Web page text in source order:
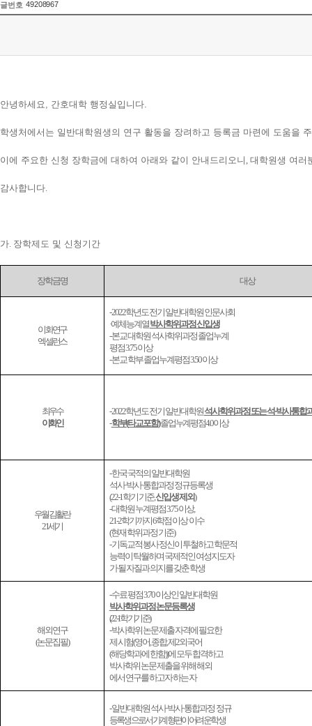
글번호 49208967
안녕하세요, 간호대학 행정실입니다.
학생처에서는 일반대학원생의 연구 활동을 장려하고 등록금 마련에 도움을
이에 주요한 신청 장학금에 대하여 아래와 같이 안내드리오니 , 대학원생 여러
감사합니다.
가. 장학제도 및 신청기간
장학금명 대상
이화연구
엑셀런스
- 2022학년도 전기 일반대학원 인문사회
·예체능계열박사학위과정 신입생
- 본교 대학원 석사학위과정 졸업누계
평점3.75이상
- 본교 학부 졸업누계평점 3.50 이상
최우수
이화인
- 2022학년도 전기 일반대학원석사학위과정 또는 석·박사통합
-학부(타교 포함)졸업누계평점4.0이상
우월김활란
21세기
- 한국 국적의 일반대학원
석사·박사·통합과정 정규등록생
(22-1학기 기준,신입생 제외)
- 대학원 누계평점 3.75 이상,
21-2학기까지6학점 이상이수
(현재 학위과정 기준)
- 기독교적 봉사 정신이 투철하고 학문적
능력이 탁월하며 국제적인 여성지도자
가 될 자질과 의지를 갖춘 학생
해외연구
(논문집필)
- 수료 평점 3.70 이상인 일반대학원
박사학위과정 논문등록생
(22-1학기 기준)
- 박사학위 논문 제출 자격에 필요한
제 시험(영어,종합,제2외국어
(해당학과에 한함))에 모두 합격하고
박사학위 논문 제출을 위해 해외
에서 연구를 하고자 하는 자
-일반대학원석사·박사·통합과정 정규
등록생으로서 가계형편이 어려운 학생